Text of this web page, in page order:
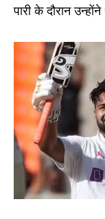
पारी के दौरान